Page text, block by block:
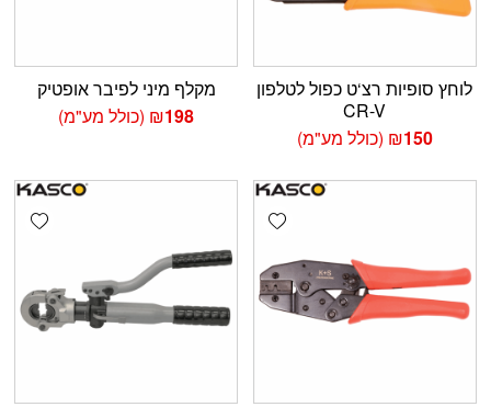
לוחץ סופיות רצ‘ט כפול לטלפון
CR-V
₪150 (כולל מע"מ)
מקלף מיני לפיבר אופטיק
₪198 (כולל מע"מ)
Add wishlist